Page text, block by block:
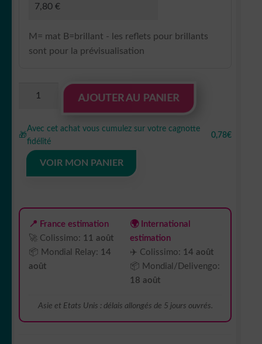
M= mat B=brillant - les reflets pour brillants
sont pour la prévisualisation
autocollant
Jeep
AJOUTER AU PANIER
🎁
Avec cet achat vous cumulez sur votre cagnotte
fidélité
0,78€
VOIR MON PANIER
📍 France estimation
🚀 Colissimo: 11 août
📦 Mondial Relay: 14
août
🌍 International
estimation
✈️ Colissimo: 14 août
📦 Mondial/Delivengo:
18 août
Asie et Etats Unis : délais allongés de 5 jours ouvrés.